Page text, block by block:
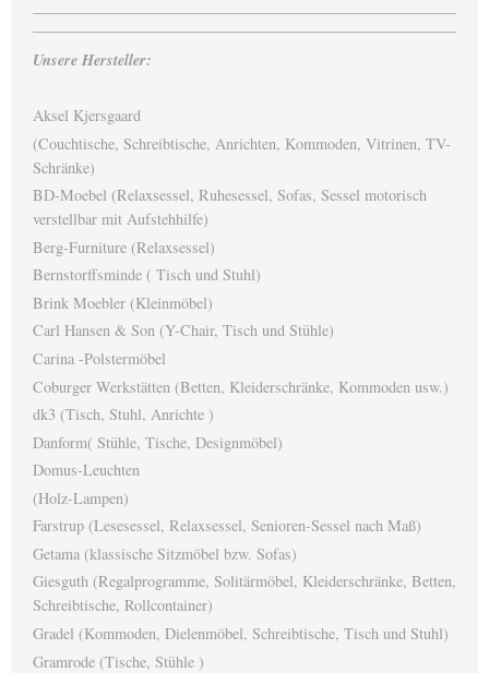
Unsere Hersteller:
Aksel Kjersgaard
(Couchtische, Schreibtische, Anrichten, Kommoden, Vitrinen, TV-
Schränke)
BD-Moebel (Relaxsessel, Ruhesessel, Sofas, Sessel motorisch
verstellbar mit Aufstehhilfe)
Berg-Furniture (Relaxsessel)
Bernstorffsminde ( Tisch und Stuhl)
Brink Moebler (Kleinmöbel)
Carl Hansen & Son (Y-Chair, Tisch und Stühle)
Carina -Polstermöbel
Coburger Werkstätten (Betten, Kleiderschränke, Kommoden usw.)
dk3 (Tisch, Stuhl, Anrichte )
Danform( Stühle, Tische, Designmöbel)
Domus-Leuchten
(Holz-Lampen)
Farstrup (Lesesessel, Relaxsessel, Senioren-Sessel nach Maß)
Getama (klassische Sitzmöbel bzw. Sofas)
Giesguth (Regalprogramme, Solitärmöbel, Kleiderschränke, Betten,
Schreibtische, Rollcontainer)
Gradel (Kommoden, Dielenmöbel, Schreibtische, Tisch und Stuhl)
Gramrode (Tische, Stühle )